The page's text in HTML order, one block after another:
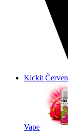
Kickit
Vape